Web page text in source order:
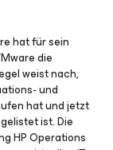
hat für sein
die
weist nach,
und
hat und jetzt
ist. Die
HP Operations